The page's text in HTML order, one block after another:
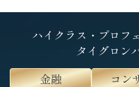
ハイクラス・プロフ
タイグロン
金融
コン